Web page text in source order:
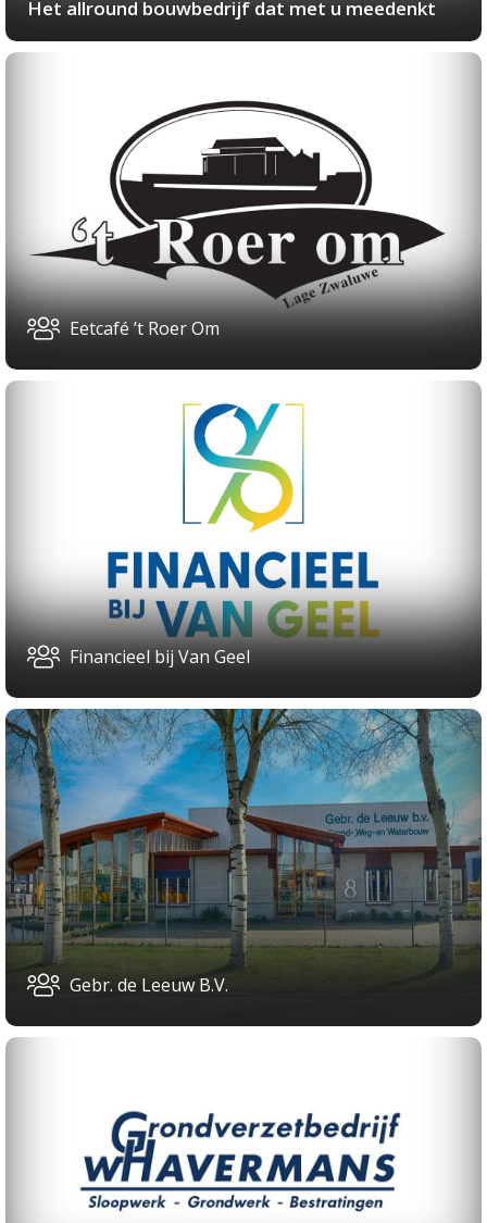
Het allround bouwbedrijf dat met u meedenkt
Eetcafé ’t Roer Om
Financieel bij Van Geel
Gebr. de Leeuw B.V.